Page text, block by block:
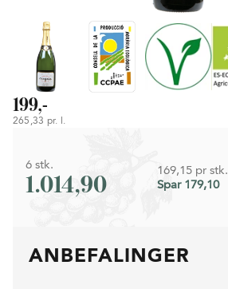
199,-
265,33 pr. l.
6 stk.
1.014,90
169,15 pr stk.
Spar 179,10
ANBEFALINGER